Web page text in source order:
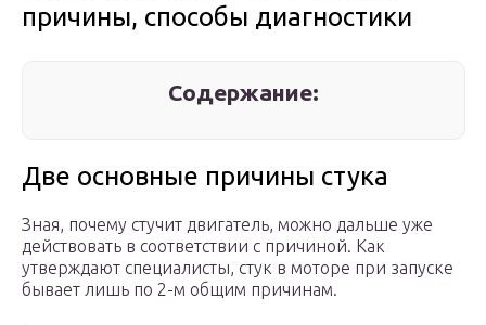
причины, способы диагностики
Содержание:
Две основные причины стука
Зная, почему стучит двигатель, можно дальше уже
действовать в соответствии с причиной. Как
утверждают специалисты, стук в моторе при запуске
бывает лишь по 2-м общим причинам.